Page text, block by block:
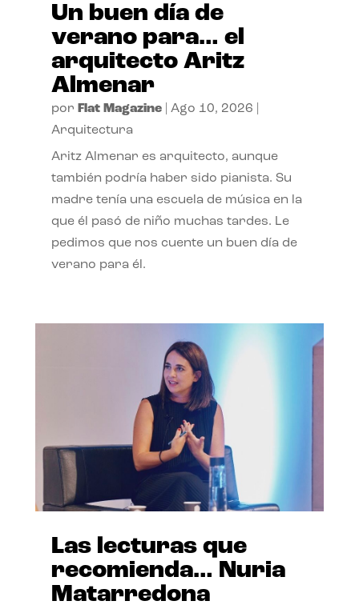
Un buen día de
verano para… el
arquitecto Aritz
Almenar
por Flat Magazine| Ago 10, 2026
Arquitectura
Aritz Almenar es arquitecto, aunque
también podría haber sido pianista. Su
madre tenía una escuela de música en la
que él pasó de niño muchas tardes. Le
pedimos que nos cuente un buen día de
verano para él.
Las lecturas que
recomienda… Nuria
Matarredona